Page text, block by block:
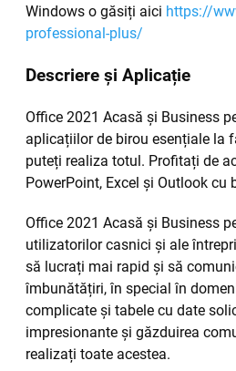
Windows o găsiți aici https://
professional-plus/
Descriere și Aplicație
Office 2021 Acasă și Business
aplicațiilor de birou esențiale la
puteți realiza totul. Profitați de
PowerPoint, Excel și Outlook
Office 2021 Acasă și Business
utilizatorilor casnici și ale
să lucrați mai rapid și să
îmbunătățiri, în special în
complicate și tabele cu date
impresionante și găzduirea
realizați toate acestea.